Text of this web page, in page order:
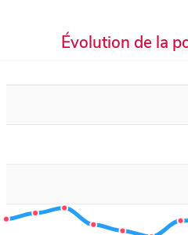
Évolution de la